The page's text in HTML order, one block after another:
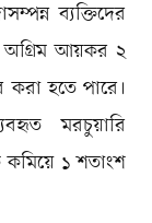
ব্যক্তিদের
অগ্রিম আয়কর ২
করা হতে পারে।
মরচুয়ারি
১ শতাংশ